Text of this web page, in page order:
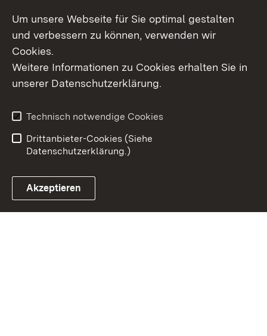
Erklärung zur
Benutzungshinweise
Um unsere Webseite für Sie optimal gestalten
und verbessern zu können, verwenden wir
Cookies.
Weitere Informationen zu Cookies erhalten Sie in
unserer Datenschutzerklärung.
Technisch notwendige Cookies
Drittanbieter-Cookies (Siehe
Datenschutzerklärung.)
Akzeptieren